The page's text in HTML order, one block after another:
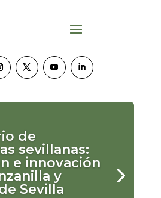
de
sevillanas:
e innovación
y
Sevilla